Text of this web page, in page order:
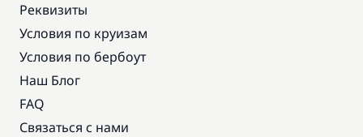
Реквизиты
Условия по круизам
Условия по бербоут
Наш Блог
FAQ
Связаться с нами